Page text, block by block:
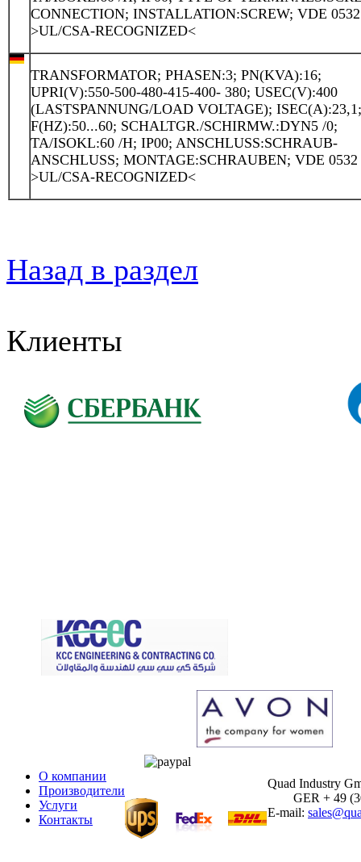
CONNECTION; INSTALLATION:SCREW; VDE 0532
>UL/CSA-RECOGNIZED<
TRANSFORMATOR; PHASEN:3; PN(KVA):16;
UPRI(V):550-500-480-415-400- 380; USEC(V):400
(LASTSPANNUNG/LOAD VOLTAGE); ISEC(A):23,1;
F(HZ):50...60; SCHALTGR./SCHIRMW.:DYN5 /0;
TA/ISOKL:60 /H; IP00; ANSCHLUSS:SCHRAUB-
ANSCHLUSS; MONTAGE:SCHRAUBEN; VDE 0532
>UL/CSA-RECOGNIZED<
Назад в раздел
Клиенты
О компании
Производители
Услуги
Контакты
Quad Industry
GER + 49
E-mail: